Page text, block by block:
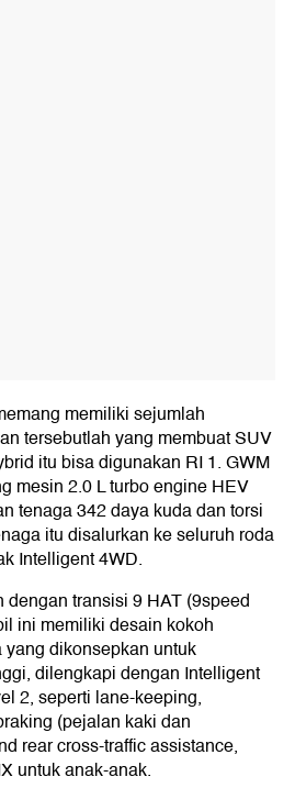
memiliki sejumlah
tersebutlah yang membuat SUV
itu bisa digunakan RI 1. GWM
mesin 2.0 L turbo engine HEV
tenaga 342 daya kuda dan torsi
itu disalurkan ke seluruh roda
Intelligent 4WD.
transisi 9 HAT (9speed
ini memiliki desain kokoh
dikonsepkan untuk
dilengkapi dengan Intelligent
2, seperti lane-keeping,
(pejalan kaki dan
rear cross-traffic assistance,
untuk anak-anak.